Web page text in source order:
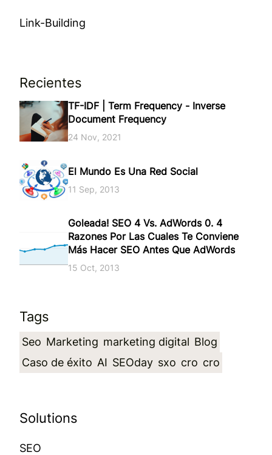
Link-Building
Recientes
TF-IDF | Term Frequency - Inverse
Document Frequency
24 Nov, 2021
El Mundo Es Una Red Social
11 Sep, 2013
Goleada! SEO 4 Vs. AdWords 0. 4
Razones Por Las Cuales Te Conviene
Más Hacer SEO Antes Que AdWords
15 Oct, 2013
Tags
Seo Marketing marketing digital Blog
Caso de éxito AI SEOday sxo cro cro
Solutions
SEO